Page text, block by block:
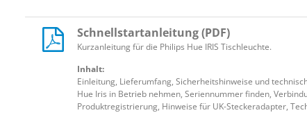
Schnellstartanleitung (PDF)
Kurzanleitung für die Philips Hue IRIS Tischleuchte.
Inhalt:
Einleitung, Lieferumfang, Sicherheitshinweise und
Hue Iris in Betrieb nehmen, Seriennummer finden,
Produktregistrierung, Hinweise für UK-Steckeradapter,